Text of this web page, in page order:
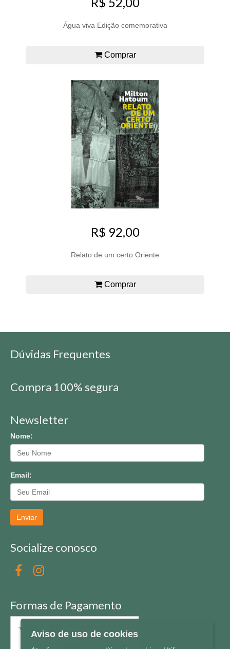
Água viva Edição comemorativa
Comprar
R$ 92,00
Relato de um certo Oriente
Comprar
Dúvidas Frequentes
Compra 100% segura
Newsletter
Nome:
Email:
Enviar
Socialize conosco
Formas de Pagamento
Aviso de uso de cookies